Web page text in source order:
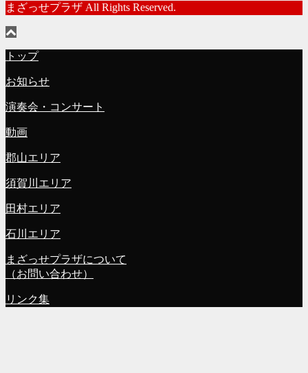
まざっせプラザ All Rights Reserved.
トップ
お知らせ
演奏会・コンサート
動画
郡山エリア
須賀川エリア
田村エリア
石川エリア
まざっせプラザについて
（お問い合わせ）
リンク集